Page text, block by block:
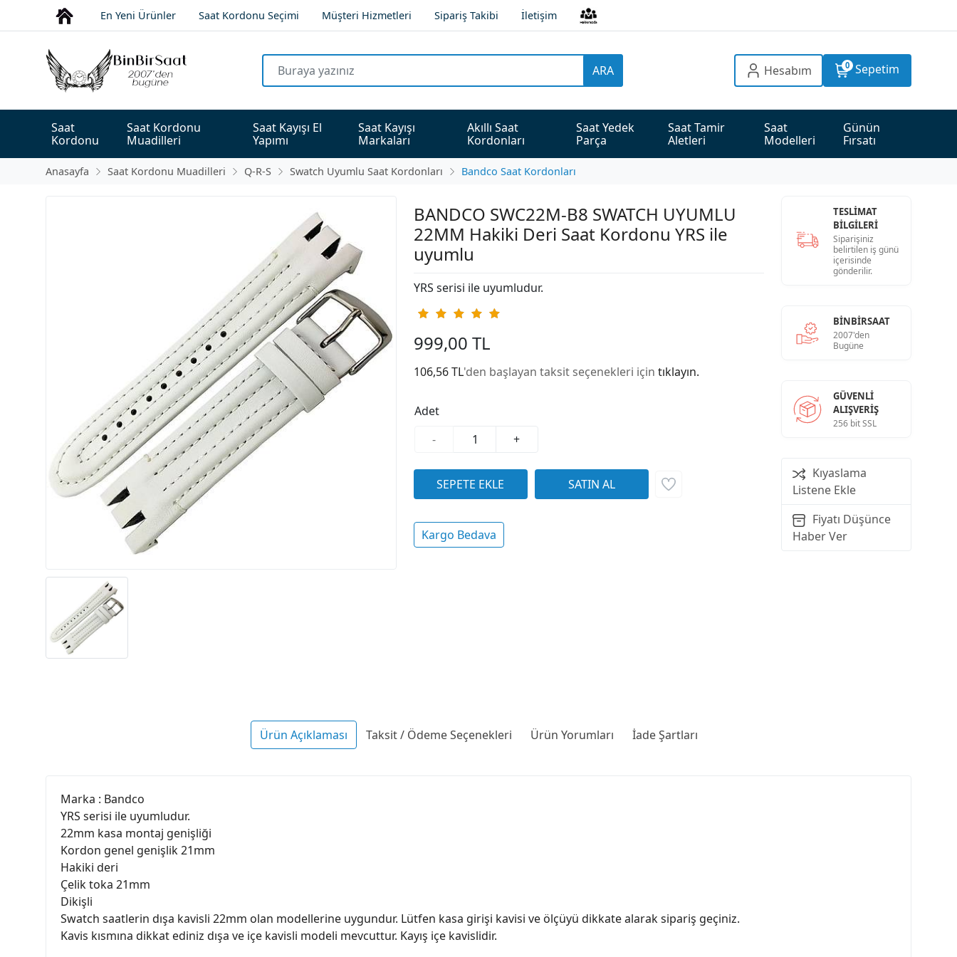
En Yeni Ürünler Saat Kordonu Seçimi Müşteri Hizmetleri Sipariş Takibi İletişim
ARA Hesabım 0 Sepetim
Saat
Kordonu
Saat Kordonu
Muadilleri
Saat Kayışı El
Yapımı
Saat Kayışı
Markaları
Akıllı Saat
Kordonları
Saat Yedek
Parça
Saat Tamir
Aletleri
Saat
Modelleri
Günün
Fırsatı
Anasayfa Saat Kordonu Muadilleri Q-R-S Swatch Uyumlu Saat Kordonları Bandco Saat Kordonları
BANDCO SWC22M-B8 SWATCH UYUMLU
22MM Hakiki Deri Saat Kordonu YRS ile
uyumlu
YRS serisi ile uyumludur.
999,00 TL
106,56 TL'den başlayan taksit seçenekleri için tıklayın.
Adet
-
+
Kargo Bedava
TESLİMAT
BİLGİLERİ
Siparişiniz
belirtilen iş günü
içerisinde
gönderilir.
BINBIRSAAT
2007'den
Bugüne
GÜVENLI
ALIŞVERIŞ
256 bit SSL
Kıyaslama
Listene Ekle
Fiyatı Düşünce
Haber Ver
Ürün Açıklaması Taksit / Ödeme Seçenekleri Ürün Yorumları İade Şartları
Marka : Bandco
YRS serisi ile uyumludur.
22mm kasa montaj genişliği
Kordon genel genişlik 21mm
Hakiki deri
Çelik toka 21mm
Dikişli
Swatch saatlerin dışa kavisli 22mm olan modellerine uygundur. Lütfen kasa girişi kavisi ve ölçüyü dikkate alarak sipariş geçiniz.
Kavis kısmına dikkat ediniz dışa ve içe kavisli modeli mevcuttur. Kayış içe kavislidir.